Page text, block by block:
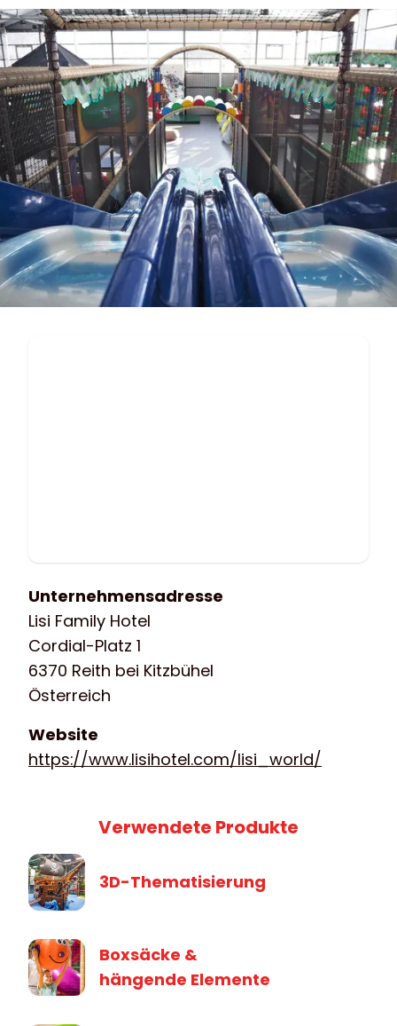
Unternehmensadresse
Lisi Family Hotel
Cordial-Platz 1
6370 Reith bei Kitzbühel
Österreich
Website
https://www.lisihotel.com/lisi_world/
Verwendete Produkte
3D-Thematisierung
Boxsäcke &
hängende Elemente